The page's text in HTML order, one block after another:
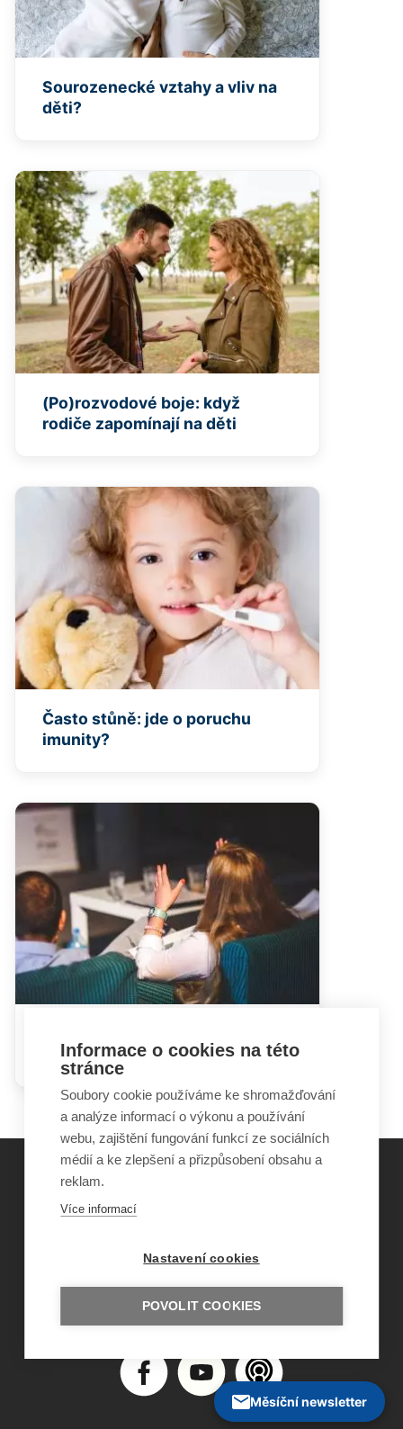
Sourozenecké vztahy a vliv na
děti?
(Po)rozvodové boje: když
rodiče zapomínají na děti
Často stůně: jde o poruchu
imunity?
ublížit i prospět
©Obecně prospěšná společnost Sirius
ISSN 1805-8876
nazory@sancedetem.cz
Odběr novinek e-mailem
Měsíční newsletter
Informace o cookies na této
stránce
Soubory cookie používáme ke shromažďování
a analýze informací o výkonu a používání
webu, zajištění fungování funkcí ze sociálních
médií a ke zlepšení a přizpůsobení obsahu a
reklam.
Více informací
Nastavení cookies
POVOLIT COOKIES